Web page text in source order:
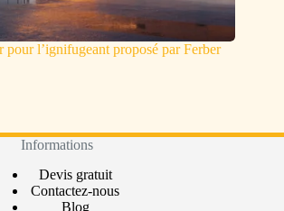
pour l’ignifugeant proposé par Ferber
Informations
Devis gratuit
Contactez-nous
Blog